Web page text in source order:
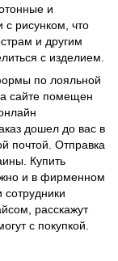
и
с рисунком, что
и другим
с изделием.
по лояльной
сайте помещен
дошел до вас в
почтой. Отправка
Купить
и в фирменном
расскажут
с покупкой.